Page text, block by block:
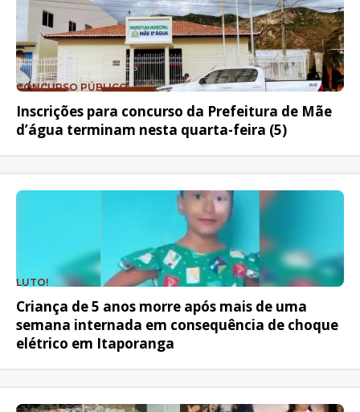
CONCURSO PÚBLICO
Inscrições para concurso da Prefeitura de Mãe
d’água terminam nesta quarta-feira (5)
LUTO!
Criança de 5 anos morre após mais de uma
semana internada em consequência de choque
elétrico em Itaporanga